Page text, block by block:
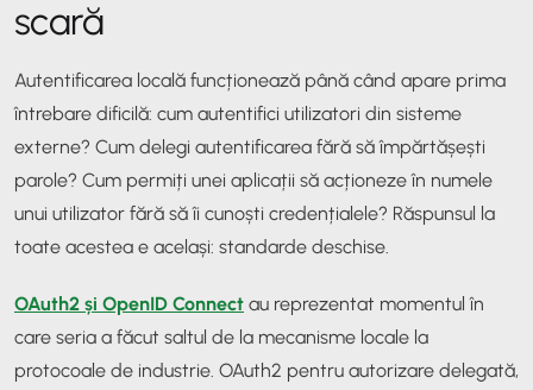
scară
Autentificarea locală funcționează până când apare prima
întrebare dificilă: cum autentifici utilizatori din sisteme
externe? Cum delegi autentificarea fără să împărtășești
parole? Cum permiți unei aplicații să acționeze în numele
unui utilizator fără să îi cunoști credențialele? Răspunsul la
toate acestea e același: standarde deschise.
OAuth2 și OpenID Connect au reprezentat momentul în
care seria a făcut saltul de la mecanisme locale la
protocoale de industrie. OAuth2 pentru autorizare delegată,